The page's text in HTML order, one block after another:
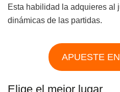
Esta habilidad la adquieres al
dinámicas de las partidas.
APUESTE
Elige el mejor lugar